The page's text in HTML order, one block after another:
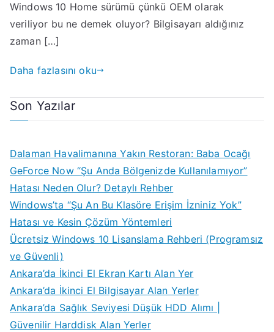
Windows 10 Home sürümü çünkü OEM olarak
veriliyor bu ne demek oluyor? Bilgisayarı aldığınız
zaman […]
Daha fazlasını oku
Son Yazılar
Dalaman Havalimanına Yakın Restoran: Baba Ocağı
GeForce Now “Şu Anda Bölgenizde Kullanılamıyor”
Hatası Neden Olur? Detaylı Rehber
Windows’ta “Şu An Bu Klasöre Erişim İzniniz Yok”
Hatası ve Kesin Çözüm Yöntemleri
Ücretsiz Windows 10 Lisanslama Rehberi (Programsız
ve Güvenli)
Ankara’da İkinci El Ekran Kartı Alan Yer
Ankara’da İkinci El Bilgisayar Alan Yerler
Ankara’da Sağlık Seviyesi Düşük HDD Alımı |
Güvenilir Harddisk Alan Yerler